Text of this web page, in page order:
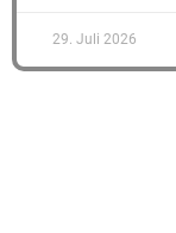
29. Juli 2026